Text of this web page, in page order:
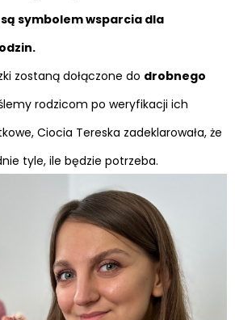
są symbolem wsparcia dla
zostaną dołączone do drobnego
rodzicom po weryfikacji ich
Ciocia Tereska zadeklarowała, że
tyle, ile będzie potrzeba.